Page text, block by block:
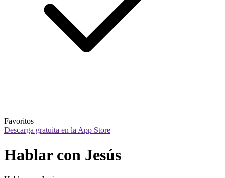
Favoritos
Descarga gratuita en la App Store
Hablar con Jesús